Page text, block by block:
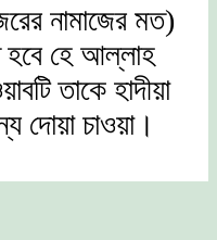
নামাজের মত)
হবে হে আল্লাহ
তাকে হাদীয়া
দোয়া চাওয়া।